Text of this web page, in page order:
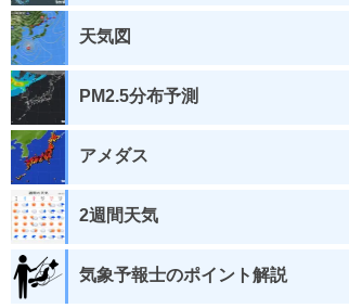
天気図
PM2.5分布予測
アメダス
2週間天気
気象予報士のポイント解説